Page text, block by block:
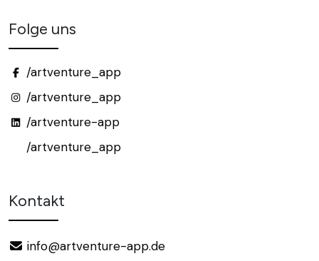
Folge uns
/artventure_app
/artventure_app
/artventure-app
/artventure_app
Kontakt
info@artventure-app.de